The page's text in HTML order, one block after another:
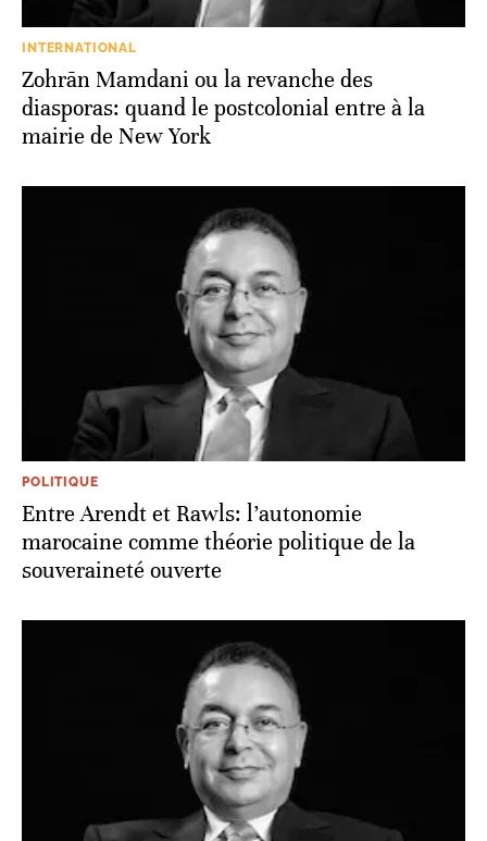
INTERNATIONAL
Zohrān Mamdani ou la revanche des
diasporas: quand le postcolonial entre à la
mairie de New York
POLITIQUE
Entre Arendt et Rawls: l’autonomie
marocaine comme théorie politique de la
souveraineté ouverte